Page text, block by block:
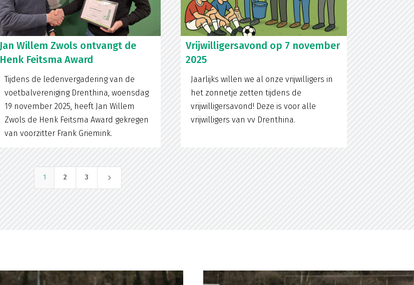
Jan Willem Zwols ontvangt de
Henk Feitsma Award
Tijdens de ledenvergadering van de
voetbalvereniging Drenthina, woensdag
19 november 2025, heeft Jan Willem
Zwols de Henk Feitsma Award gekregen
van voorzitter Frank Griemink.
Vrijwilligersavond op 7 november
2025
Jaarlijks willen we al onze vrijwilligers in
het zonnetje zetten tijdens de
vrijwilligersavond! Deze is voor alle
vrijwilligers van vv Drenthina.
1 2 3 5